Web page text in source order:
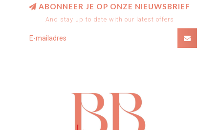
ABONNEER JE OP ONZE NIEUWSBRIEF
And stay up to date with our latest offers